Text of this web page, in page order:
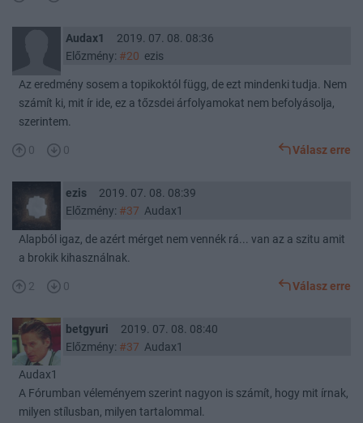
Audax1
2019. 07. 08. 08:36
Előzmény: #20 ezis
Az eredmény sosem a topikoktól függ, de ezt mindenki tudja. Nem
számít ki, mit ír ide, ez a tőzsdei árfolyamokat nem befolyásolja,
szerintem.
0 0 Válasz erre
ezis
2019. 07. 08. 08:39
Előzmény: #37 Audax1
Alapból igaz, de azért mérget nem vennék rá... van az a szitu amit
a brokik kihasználnak.
2 0 Válasz erre
betgyuri
2019. 07. 08. 08:40
Előzmény: #37 Audax1
Audax1
A Fórumban véleményem szerint nagyon is számít, hogy mit írnak,
milyen stílusban, milyen tartalommal.